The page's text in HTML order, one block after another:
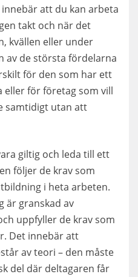
att du kan arbeta
takt och när det
kvällen eller under
av de största fördelarna
för den som har ett
eller för företag som vill
samtidigt utan att
giltig och leda till ett
följer de krav som
i heta arbeten.
är granskad av
uppfyller de krav som
Det innebär att
av teori – den måste
del där deltagaren får